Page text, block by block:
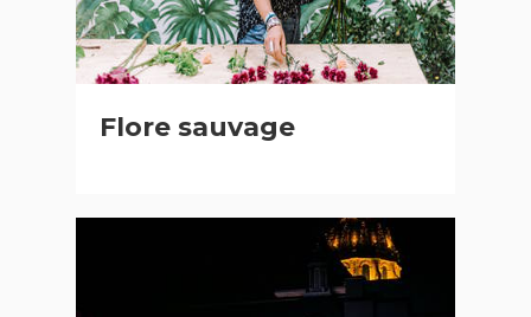
Flore sauvage